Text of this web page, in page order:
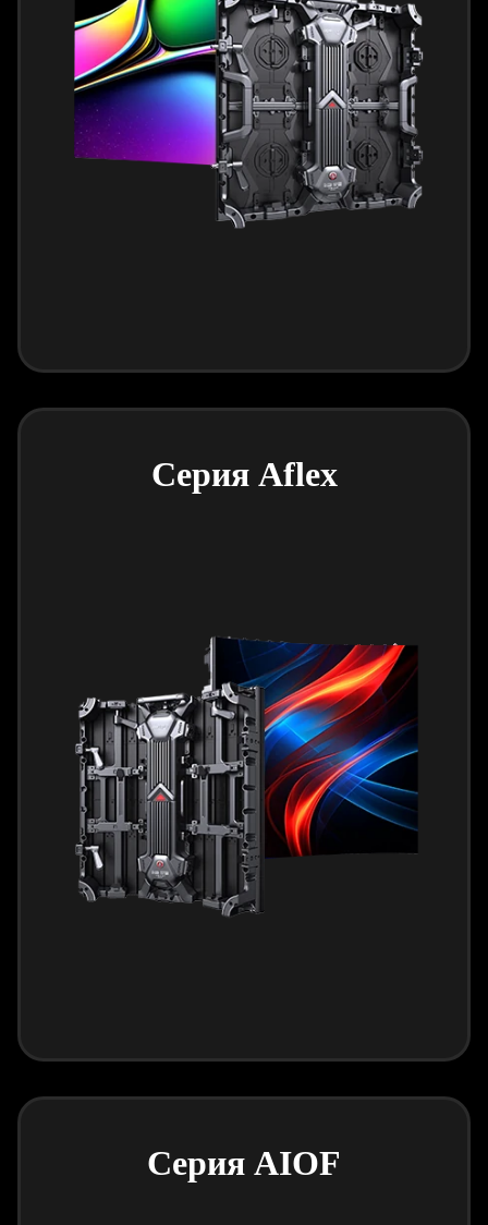
Серия Aflex
Серия AIOF